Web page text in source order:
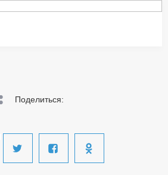
Поделиться: